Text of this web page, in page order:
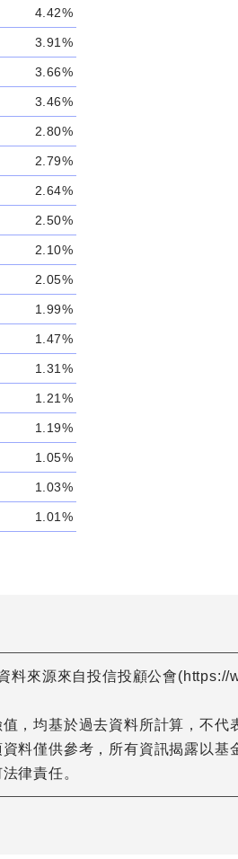
4.42%
3.91%
3.66%
3.46%
2.80%
2.79%
2.64%
2.50%
2.10%
2.05%
1.99%
1.47%
1.31%
1.21%
1.19%
1.05%
1.03%
1.01%
料來源來自投信投顧公會
，均基於過去資料所計算，不代
料僅供參考，所有資訊揭露以
律責任。